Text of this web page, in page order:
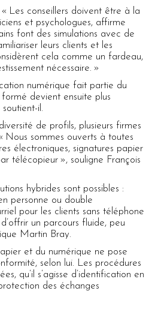
Les conseillers doivent être à la
et psychologues, affirme
font des simulations avec de
leurs clients et les
cela comme un fardeau,
nécessaire. »
numérique fait partie du
devient ensuite plus
il.
de profils, plusieurs firmes
Nous sommes ouverts à toutes
électroniques, signatures papier
télécopieur », souligne François
hybrides sont possibles :
personne ou double
pour les clients sans téléphone
un parcours fluide, peu
Martin Bray.
et du numérique ne pose
selon lui. Les procédures
qu’il s’agisse d’identification en
des échanges